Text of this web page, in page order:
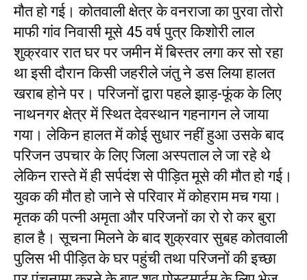
मौत हो गई। कोतवाली क्षेत्र के वनराजा का पुरवा तोरो
माफी गांव निवासी मूसे 45 वर्ष पुत्र किशोरी लाल
शुक्रवार रात घर पर जमीन में बिस्तर लगा कर सो रहा
था इसी दौरान किसी जहरीले जंतु ने डस लिया हालत
खराब होने पर। परिजनों द्वारा पहले झाड़-फूंक के लिए
नाथनगर क्षेत्र में स्थित देवस्थान गहनागन ले जाया
गया। लेकिन हालत में कोई सुधार नहीं हुआ उसके बाद
परिजन उपचार के लिए जिला अस्पताल ले जा रहे थे
लेकिन रास्ते में ही सर्पदंश से पीड़ित मूसे की मौत हो गई।
युवक की मौत हो जाने से परिवार में कोहराम मच गया।
मृतक की पत्नी अमृता और परिजनों का रो रो कर बुरा
हाल है। सूचना मिलने के बाद शुक्रवार सुबह कोतवाली
पुलिस भी पीड़ित के घर पहुंची तथा परिजनों की इच्छा